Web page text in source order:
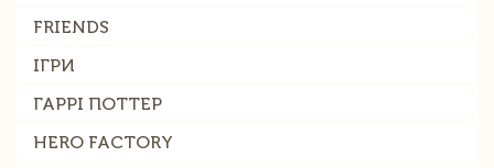
FRIENDS
ІГРИ
ГАРРІ ПОТТЕР
HERO FACTORY